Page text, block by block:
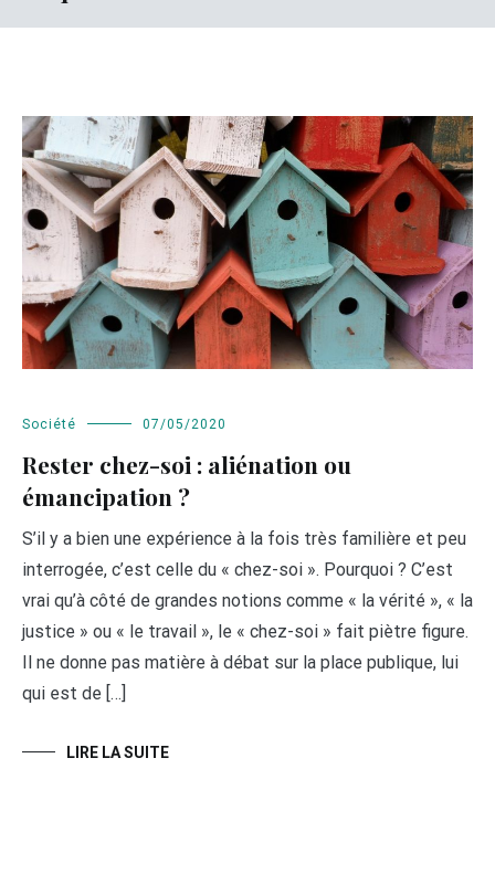
Société 07/05/2020
Rester chez-soi : aliénation ou
émancipation ?
S’il y a bien une expérience à la fois très familière et peu
interrogée, c’est celle du « chez-soi ». Pourquoi ? C’est
vrai qu’à côté de grandes notions comme « la vérité », « la
justice » ou « le travail », le « chez-soi » fait piètre figure.
Il ne donne pas matière à débat sur la place publique, lui
qui est de […]
LIRE LA SUITE